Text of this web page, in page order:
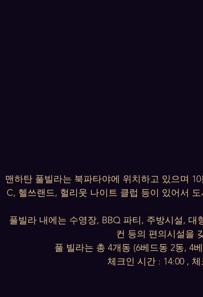
맨하탄 풀빌라는 북파타야에 위치하고 있으며
C, 헬쓰랜드, 헐리웃 나이트 클럽 등이 있어서
풀빌라 내에는 수영장, BBQ 파티, 주방시설, 대
컨 등의 편의시설을
풀 빌라는 총 4개동 (6베드동 2동, 4
체크인 시간 : 14:00 ,